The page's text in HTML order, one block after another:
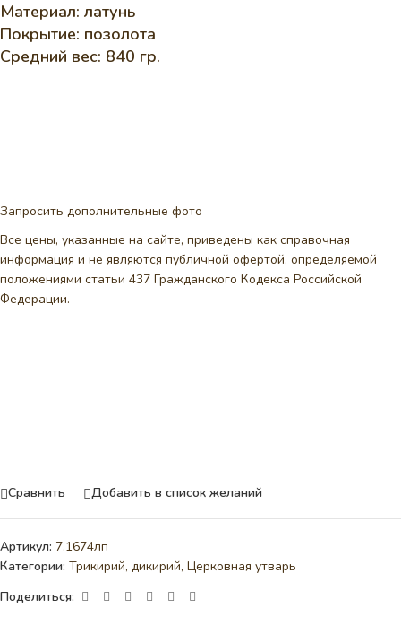
Материал: латунь
Покрытие: позолота
Средний вес: 840 гр.
Запросить дополнительные фото
Все цены, указанные на сайте, приведены как справочная
информация и не являются публичной офертой, определяемой
положениями статьи 437 Гражданского Кодекса Российской
Федерации.
Сравнить Добавить в список желаний
Артикул: 7.1674лп
Категории: Трикирий, дикирий, Церковная утварь
Поделиться: